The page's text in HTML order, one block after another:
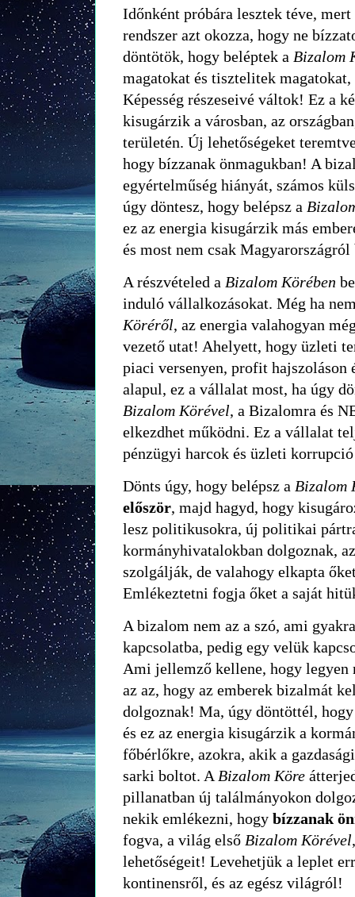
Időnként próbára lesztek téve,
rendszer azt okozza, hogy ne
döntötök, hogy beléptek a Bizalom
magatokat és tisztelitek
Képesség részeseivé váltok! Ez a
kisugárzik a városban, az
területén. Új lehetőségeket
hogy bízzanak önmagukban! A
egyértelműség hiányát, számos
úgy döntesz, hogy belépsz a
ez az energia kisugárzik más
és most nem csak Magyarországról
A részvételed a Bizalom Körében
induló vállalkozásokat. Még ha
Köréről, az energia valahogyan
vezető utat! Ahelyett, hogy üzleti
piaci versenyen, profit hajszoláson
alapul, ez a vállalat most, ha úgy
Bizalom Körével, a Bizalomra és
elkezdhet működni. Ez a vállalat
pénzügyi harcok és üzleti
Dönts úgy, hogy belépsz a Bizalom
először, majd hagyd, hogy
lesz politikusokra, új politikai
kormányhivatalokban dolgoznak,
szolgálják, de valahogy elkapta
Emlékeztetni fogja őket a saját
A bizalom nem az a szó, ami
kapcsolatba, pedig egy velük
Ami jellemző kellene, hogy legyen
az az, hogy az emberek bizalmát
dolgoznak! Ma, úgy döntöttél,
és ez az energia kisugárzik a
főbérlőkre, azokra, akik a
sarki boltot. A Bizalom Köre
pillanatban új találmányokon
nekik emlékezni, hogy bízzanak
fogva, a világ első Bizalom Körével
lehetőségeit! Levehetjük a leplet
kontinensről, és az egész világról!